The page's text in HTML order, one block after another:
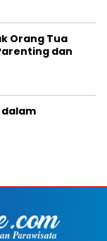
Orang Tua
dan